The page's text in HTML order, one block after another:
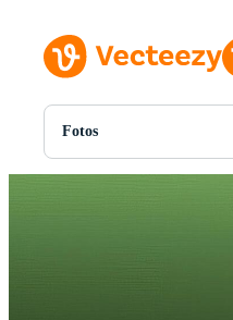
Fotos
Todas Imágenes